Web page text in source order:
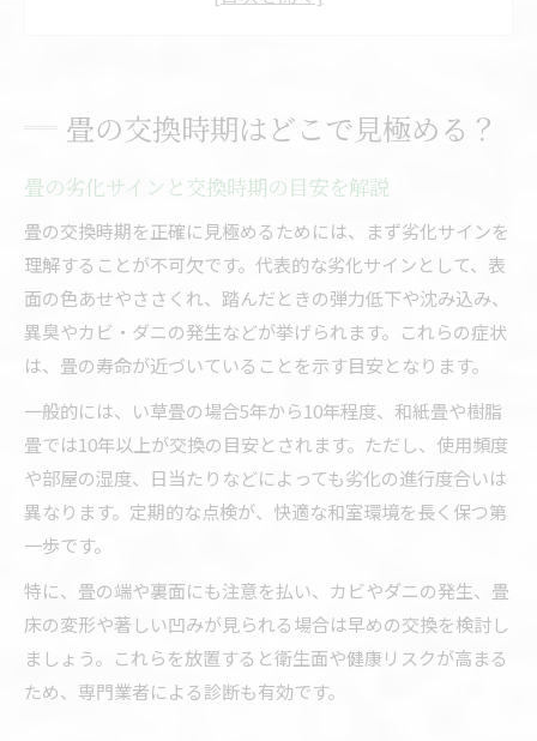
健康や快適さで考える畳交換の最適時期
畳の色あせは交換時期を知らせる重要な兆候
畳のささくれ・異臭が現れたときの対処ポイン
ト
衛生面から見る畳の交換が必要なサイン
畳表面の傷みやへたりチェック方法と注意点
畳交換費用の相場と注意点を把握
畳の張替え費用や6畳新調の目安を知る
費用比較のポイントと賢い畳交換の選び方
畳交換の見積もり時に注意するべき点
張替えと新調の違いと選び方解説
畳の張替えと新調の違いを丁寧に解説
畳交換は張替えか新調か適切な判断軸
畳床の状態で決まる張替えと新調の選択法
畳の交換時期はどこで見極める？
畳の劣化サインと交換時期の目安を解説
畳の交換時期を正確に見極めるためには、まず劣化サインを
理解することが不可欠です。代表的な劣化サインとして、表
面の色あせやささくれ、踏んだときの弾力低下や沈み込み、
異臭やカビ・ダニの発生などが挙げられます。これらの症状
は、畳の寿命が近づいていることを示す目安となります。
一般的には、い草畳の場合5年から10年程度、和紙畳や樹脂
畳では10年以上が交換の目安とされます。ただし、使用頻度
や部屋の湿度、日当たりなどによっても劣化の進行度合いは
異なります。定期的な点検が、快適な和室環境を長く保つ第
一歩です。
特に、畳の端や裏面にも注意を払い、カビやダニの発生、畳
床の変形や著しい凹みが見られる場合は早めの交換を検討し
ましょう。これらを放置すると衛生面や健康リスクが高まる
ため、専門業者による診断も有効です。